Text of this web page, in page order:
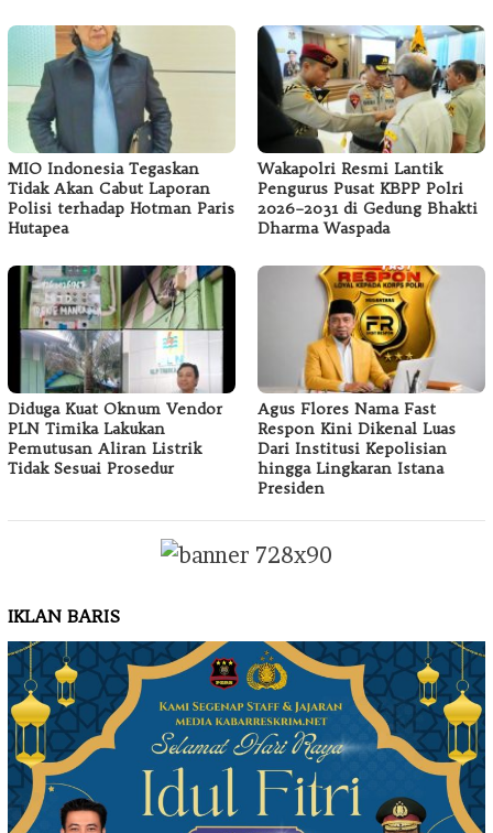
MIO Indonesia Tegaskan
Tidak Akan Cabut Laporan
Polisi terhadap Hotman Paris
Hutapea
Wakapolri Resmi Lantik
Pengurus Pusat KBPP Polri
2026–2031 di Gedung Bhakti
Dharma Waspada
Diduga Kuat Oknum Vendor
PLN Timika Lakukan
Pemutusan Aliran Listrik
Tidak Sesuai Prosedur
Agus Flores Nama Fast
Respon Kini Dikenal Luas
Dari Institusi Kepolisian
hingga Lingkaran Istana
Presiden
IKLAN BARIS